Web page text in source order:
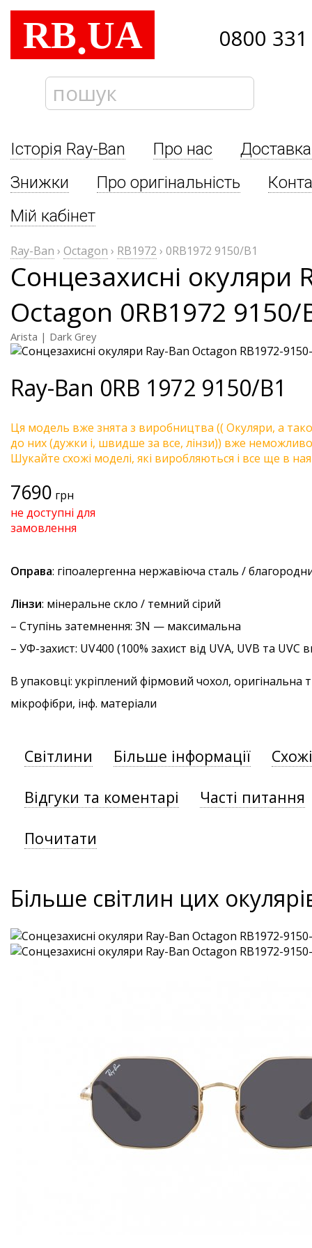
RB.UA 0800
Історія Ray-Ban Про нас
Знижки
Про оригінальність
Мій кабінет
Ray-Ban › Octagon › RB1972 › 0RB1972 9150/B1
Сонцезахисні окуляри
Octagon 0RB1972 9150/
Arista | Dark Grey
Ray-Ban 0RB 1972 9150/B1
Ця модель вже знята з виробництва (( Окуляри, а
до них (дужки і, швидше за все, лінзи)) вже неможливо
Шукайте схожі моделі, які виробляються і все ще в
7690 грн
не доступні для
замовлення
Оправа: гіпоалергенна нержавіюча сталь /
Лінзи: мінеральне скло / темний сірий
– Ступінь затемнення: 3N — максимальна
– УФ-захист: UV400 (100% захист від UVA, UVB та
В упаковці: укріплений фірмовий чохол, оригінальна
мікрофібри, інф. матеріали
Світлини Більше інформації
Відгуки та коментарі Часті питання
Почитати
Більше світлин цих